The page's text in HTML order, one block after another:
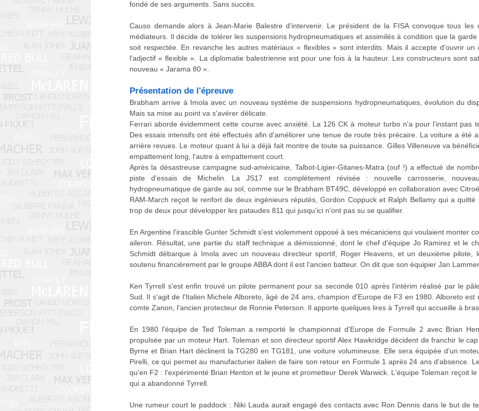
fondé de ses arguments. Sans succès.
Causo demande alors à Jean-Marie Balestre d'intervenir. Le président de la FISA convoque tous les
médiateurs. Il décide de tolérer les suspensions hydropneumatiques et assimilés à condition que la
soit respectée. En revanche les autres matériaux « flexibles » sont interdits. Mais il accepte d'ouvrir un
l'adjectif « flexible ». La diplomatie balestrienne est pour une fois à la hauteur. Les constructeurs sont
nouveau « Jarama 80 ».
Présentation de l'épreuve
Brabham arrive à Imola avec un nouveau système de suspensions hydropneumatiques, évolution du
Mais sa mise au point va s'avérer délicate.
Ferrari aborde évidemment cette course avec anxiété. La 126 CK à moteur turbo n'a pour l'instant pas
Des essais intensifs ont été effectués afin d'améliorer une tenue de route très précaire. La voiture a été
arrière revues. Le moteur quant à lui a déjà fait montre de toute sa puissance. Gilles Villeneuve va
empattement long, l'autre à empattement court.
Après la désastreuse campagne sud-américaine, Talbot-Ligier-Gitanes-Matra (ouf !) a effectué de
piste d'essais de Michelin. La JS17 est complètement révisée : nouvelle carrosserie,
hydropneumatique de garde au sol, comme sur le Brabham BT49C, développé en collaboration avec
RAM-March reçoit le renfort de deux ingénieurs réputés, Gordon Coppuck et Ralph Bellamy qui a
trop de deux pour développer les pataudes 811 qui jusqu'ici n'ont pas su se qualifier.
En Argentine l'irascible Gunter Schmidt s'est violemment opposé à ses mécaniciens qui voulaient monter
aileron. Résultat, une partie du staff technique a démissionné, dont le chef d'équipe Jo Ramirez et le
Schmidt débarque à Imola avec un nouveau directeur sportif, Roger Heavens, et un deuxième pilote,
soutenu financièrement par le groupe ABBA dont il est l'ancien batteur. On dit que son équipier Jan
Ken Tyrrell s'est enfin trouvé un pilote permanent pour sa seconde 010 après l'intérim réalisé par le
Sud. Il s'agit de l'Italien Michele Alboreto, âgé de 24 ans, champion d'Europe de F3 en 1980. Alboreto
comte Zanon, l'ancien protecteur de Ronnie Peterson. Il apporte quelques lires à Tyrrell qui accueille à
En 1980 l'équipe de Ted Toleman a remporté le championnat d'Europe de Formule 2 avec Brian
propulsée par un moteur Hart. Toleman et son directeur sportif Alex Hawkridge décident de franchir le
Byrne et Brian Hart déclinent la TG280 en TG181, une voiture volumineuse. Elle sera équipée d'un
Pirelli, ce qui permet au manufacturier italien de faire son retour en Formule 1 après 24 ans d'absence.
qu'en F2 : l'expérimenté Brian Henton et le jeune et prometteur Derek Warwick. L'équipe Toleman reçoit
qui a abandonné Tyrrell.
Une rumeur court le paddock : Niki Lauda aurait engagé des contacts avec Ron Dennis dans le but de